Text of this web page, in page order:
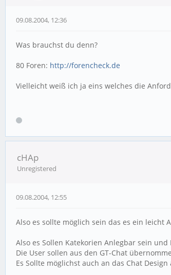
09.08.2004, 12:36
Was brauchst du denn?
80 Foren: http://forencheck.de
Vielleicht weiß ich ja eins welches die
cHAp
Unregistered
09.08.2004, 12:55
Also es sollte möglich sein das es ein leicht
Also es Sollen Katekorien Anlegbar sein und
Die User sollen aus den GT-Chat
Es Sollte möglichst auch an das Chat